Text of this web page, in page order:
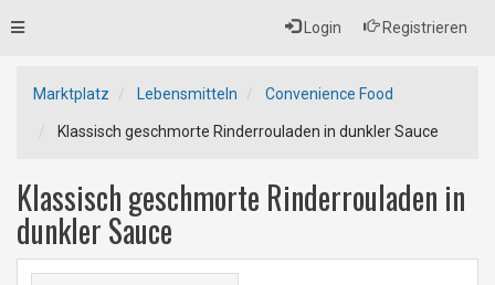
Login Registrieren
Toggle
Marktplatz Lebensmitteln Convenience Food
Klassisch geschmorte Rinderrouladen in dunkler Sauce
Klassisch geschmorte Rinderrouladen in
dunkler Sauce